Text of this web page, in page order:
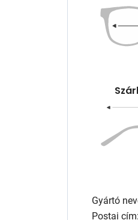
Gyártó
Postai